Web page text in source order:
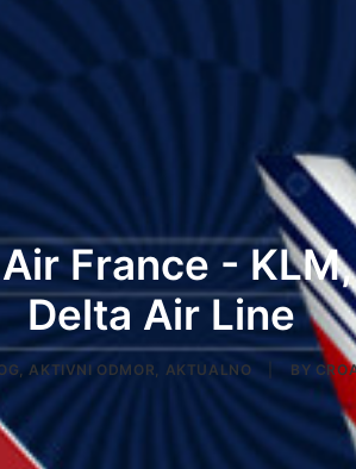
France -
Delta Air Line
,AKTIVNI ODMOR, AKTUALNO BY